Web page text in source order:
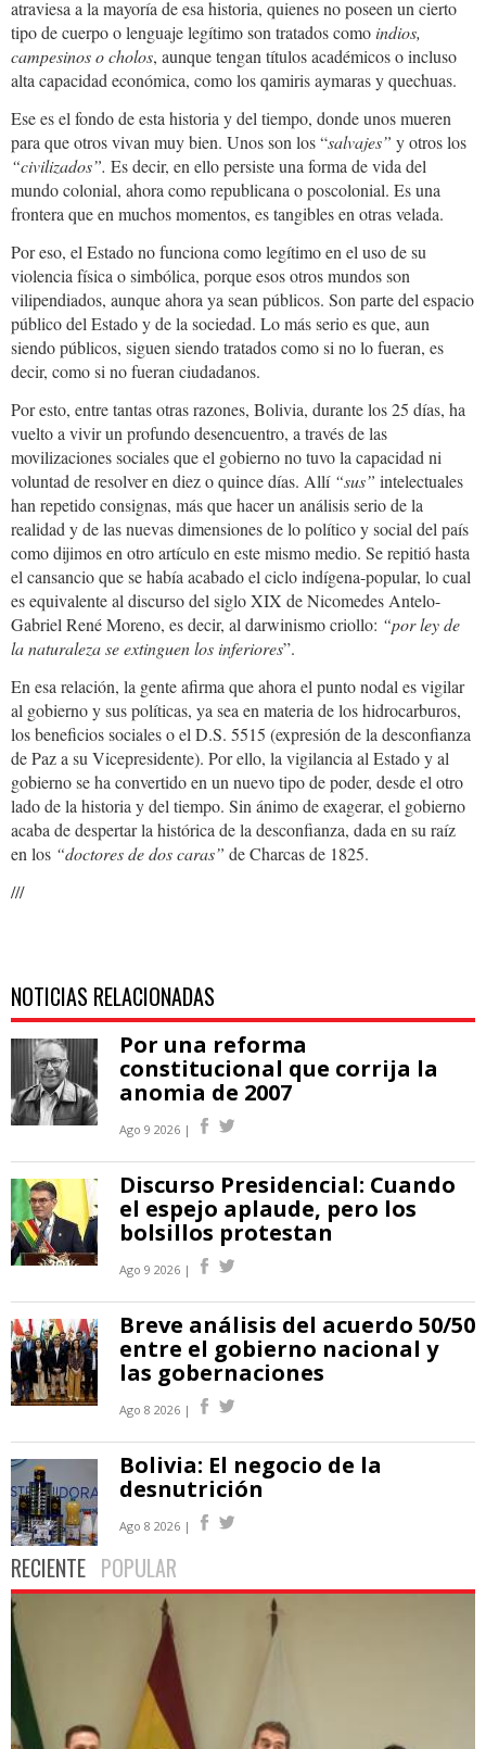
atraviesa a la mayoría de esa historia, quienes no poseen un cierto
tipo de cuerpo o lenguaje legítimo son tratados comoindios,
campesinos o cholos, aunque tengan títulos académicos o incluso
alta capacidad económica, como los qamiris aymaras y quechuas.
Ese es el fondo de esta historia y del tiempo, donde unos mueren
para que otros vivan muy bien. Unos son los “salvajes” y otros los
“civilizados”. Es decir, en ello persiste una forma de vida del
mundo colonial, ahora como republicana o poscolonial. Es una
frontera que en muchos momentos, es tangibles en otras velada.
Por eso, el Estado no funciona como legítimo en el uso de su
violencia física o simbólica, porque esos otros mundos son
vilipendiados, aunque ahora ya sean públicos. Son parte del espacio
público del Estado y de la sociedad. Lo más serio es que, aun
siendo públicos, siguen siendo tratados como si no lo fueran, es
decir, como si no fueran ciudadanos.
Por esto, entre tantas otras razones, Bolivia, durante los 25 días, ha
vuelto a vivir un profundo desencuentro, a través de las
movilizaciones sociales que el gobierno no tuvo la capacidad ni
voluntad de resolver en diez o quince días. Allí “sus” intelectuales
han repetido consignas, más que hacer un análisis serio de la
realidad y de las nuevas dimensiones de lo político y social del país
como dijimos en otro artículo en este mismo medio. Se repitió hasta
el cansancio que se había acabado el ciclo indígena-popular, lo cual
es equivalente al discurso del siglo XIX de Nicomedes Antelo-
Gabriel René Moreno, es decir, al darwinismo criollo: “por ley de
la naturaleza se extinguen los inferiores”.
En esa relación, la gente afirma que ahora el punto nodal es vigilar
al gobierno y sus políticas, ya sea en materia de los hidrocarburos,
los beneficios sociales o el D.S. 5515 (expresión de la desconfianza
de Paz a su Vicepresidente). Por ello, la vigilancia al Estado y al
gobierno se ha convertido en un nuevo tipo de poder, desde el otro
lado de la historia y del tiempo. Sin ánimo de exagerar, el gobierno
acaba de despertar la histórica de la desconfianza, dada en su raíz
en los “doctores de dos caras” de Charcas de 1825.
///
NOTICIAS RELACIONADAS
Por una reforma
constitucional que corrija la
anomia de 2007
Ago 9 2026 |
Discurso Presidencial: Cuando
el espejo aplaude, pero los
bolsillos protestan
Ago 9 2026 |
Breve análisis del acuerdo 50/50
entre el gobierno nacional y
las gobernaciones
Ago 8 2026 |
Bolivia: El negocio de la
desnutrición
Ago 8 2026 |
RECIENTE POPULAR